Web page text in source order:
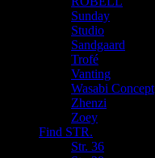
Sunday
Studio
Sandgaard
Trofé
Vanting
Wasabi Concept
Zhenzi
Zoey
Find STR.
Str. 36